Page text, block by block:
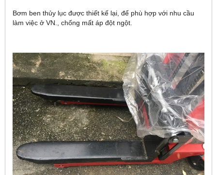
Bơm ben thủy lục được thiết kế lại, để phù hợp với nhu cầu
làm việc ở VN., chống mất áp đột ngột.